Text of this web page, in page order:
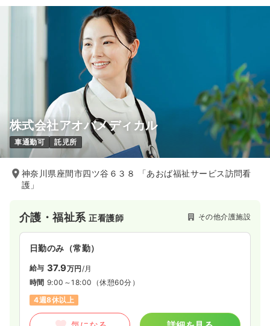
株式会社アオバメディカル
車通勤可 託児所
神奈川県座間市四ツ谷６３８ 「あおば福祉サービス訪問看
護」
介護・福祉系正看護師 その他介護施設
日勤のみ（常勤）
給与 37.9万円 /月
時間 9:00～18:00 （休憩60分）
4週8休以上